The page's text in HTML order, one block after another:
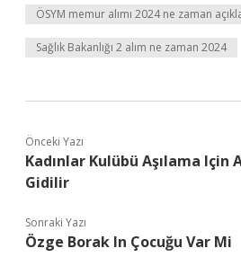
ÖSYM memur alımı 2024 ne zaman
Sağlık Bakanlığı 2 alım ne zaman 2024
Önceki Yazı
Kadınlar Kulübü Aşılama Için
Gidilir
Sonraki Yazı
Özge Borak In Çocuğu Var Mi